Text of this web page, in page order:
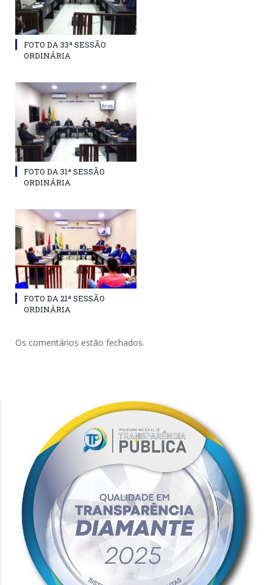
FOTO DA 33ª SESSÃO
ORDINÁRIA
FOTO DA 31ª SESSÃO
ORDINÁRIA
FOTO DA 21ª SESSÃO
ORDINÁRIA
Os comentários estão fechados.